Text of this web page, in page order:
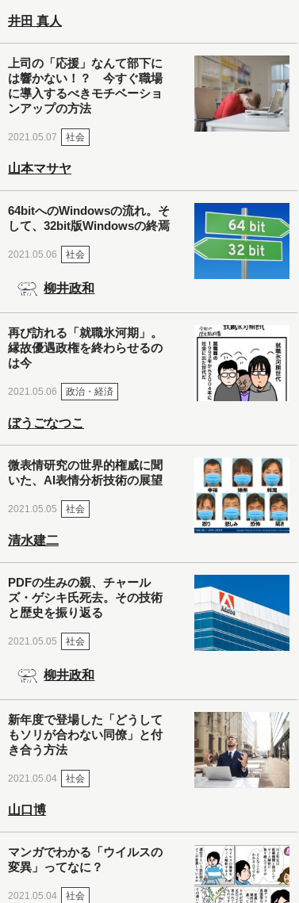
井田 真人
上司の「応援」なんて部下に
は響かない！？ 今すぐ職場
に導入するべきモチベーショ
ンアップの方法
2021.05.07 社会
山本マサヤ
64bitへのWindowsの流れ。そ
して、32bit版Windowsの終焉
2021.05.06 社会
柳井政和
再び訪れる「就職氷河期」。
縁故優遇政権を終わらせるの
は今
2021.05.06 政治・経済
ぼうごなつこ
微表情研究の世界的権威に聞
いた、AI表情分析技術の展望
2021.05.05 社会
清水建二
PDFの生みの親、チャール
ズ・ゲシキ氏死去。その技術
と歴史を振り返る
2021.05.05 社会
柳井政和
新年度で登場した「どうして
もソリが合わない同僚」と付
き合う方法
2021.05.04 社会
山口博
マンガでわかる「ウイルスの
変異」ってなに？
2021.05.04 社会